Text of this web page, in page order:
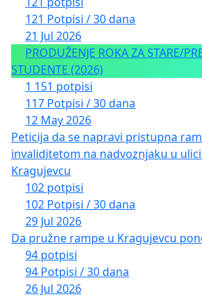
121 Potpisi / 30 dana
21 Jul 2026
PRODUŽENJE ROKA ZA STARE/
STUDENTE (2026)
1 151 potpisi
117 Potpisi / 30 dana
12 May 2026
Peticija da se napravi pristupna
invaliditetom na nadvoznjaku u
Kragujevcu
102 potpisi
102 Potpisi / 30 dana
29 Jul 2026
Da pružne rampe u Kragujevcu
94 potpisi
94 Potpisi / 30 dana
26 Jul 2026